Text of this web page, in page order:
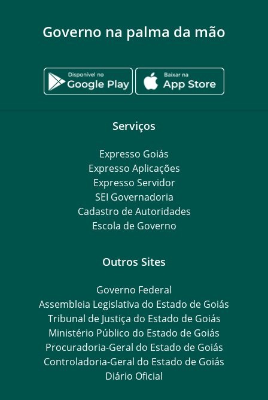
Governo na palma da mão
Serviços
Expresso Goiás
Expresso Aplicações
Expresso Servidor
SEI Governadoria
Cadastro de Autoridades
Escola de Governo
Outros Sites
Governo Federal
Assembleia Legislativa do Estado de Goiás
Tribunal de Justiça do Estado de Goiás
Ministério Público do Estado de Goiás
Procuradoria-Geral do Estado de Goiás
Controladoria-Geral do Estado de Goiás
Diário Oficial